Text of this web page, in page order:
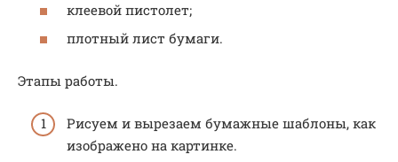
клеевой пистолет;
плотный лист бумаги.
Этапы работы.
Рисуем и вырезаем бумажные шаблоны, как
изображено на картинке.